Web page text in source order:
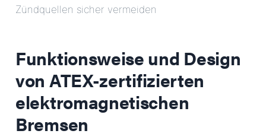
Zündquellen sicher vermeiden
Funktionsweise und Design
von ATEX-zertifizierten
elektromagnetischen
Bremsen